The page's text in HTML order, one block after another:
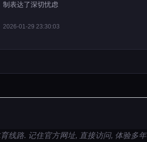
制表达了深切忧虑
2026-01-29 23:30:03
线路. 记住官方网址, 直接访问, 体验多年